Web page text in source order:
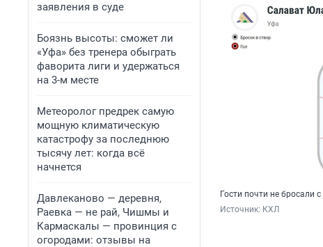
заявления в суде
Боязнь высоты: сможет ли
«Уфа» без тренера обыграть
фаворита лиги и удержаться
на 3-м месте
Метеоролог предрек самую
мощную климатическую
катастрофу за последнюю
тысячу лет: когда всё
начнется
Давлеканово — деревня,
Раевка — не рай, Чишмы и
Кармаскалы — провинция с
огородами: отзывы на
Гости почти не бросали
Источник: КХЛ